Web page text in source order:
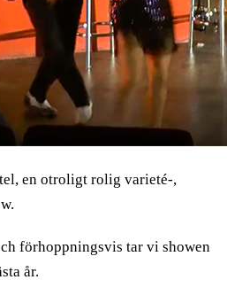
en otroligt rolig varieté-,
förhoppningsvis tar vi showen
år.